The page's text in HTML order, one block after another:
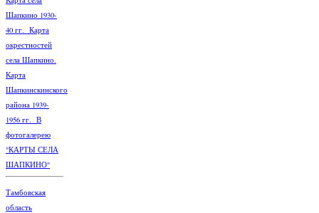
Шапкино 1930-
40 гг. Карта
окрестностей
села Шапкино.
Карта
Шапкинскинского
района 1939-
1956 гг. В
фотогалерею
"КАРТЫ СЕЛА
ШАПКИНО"
Тамбовская
область